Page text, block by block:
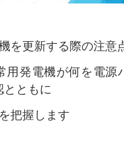
を更新する際の注意
用発電機が何を電源
とともに
把握します